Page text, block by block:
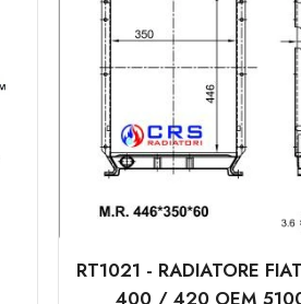
RT1021 - RADIATORE
400 / 420 OEM